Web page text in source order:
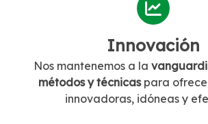
Innovación
Nos mantenemos a la
métodos y técnicas para
innovadoras, idóneas y